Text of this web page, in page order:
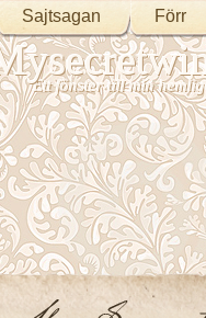
Sajtsagan Förr
Ett fönster till min